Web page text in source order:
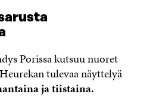
Porissa kutsuu nuoret
tulevaa näyttelyä
ja tiistaina.